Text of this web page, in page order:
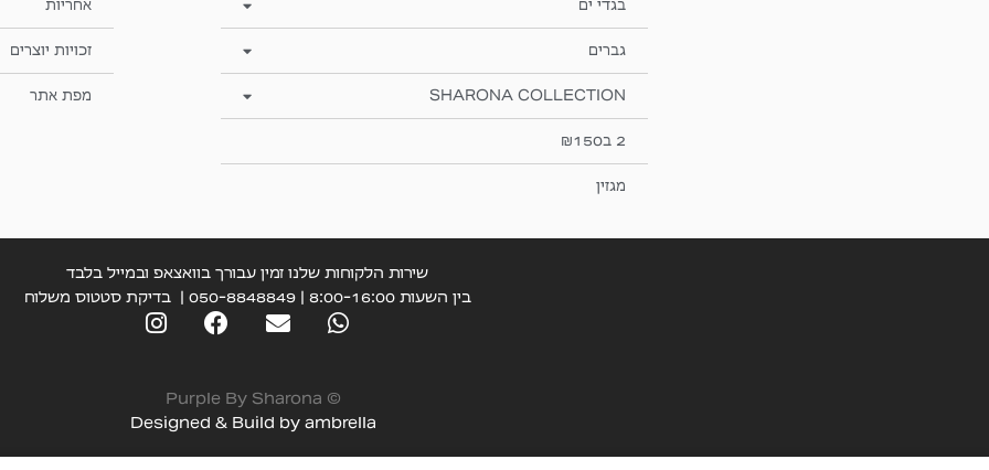
בגדי ים
גברים
SHARONA COLLECTION
2 ב₪150
מגזין
אחריות
זכויות יוצרים
מפת אתר
שירות הלקוחות שלנו זמין עבורך בוואצאפ ובמייל בלבד
בין השעות 8:00-16:00 | 050-8848849 |
בדיקת סטטוס משלוח
© Purple By Sharona
Designed & Build by ambrella